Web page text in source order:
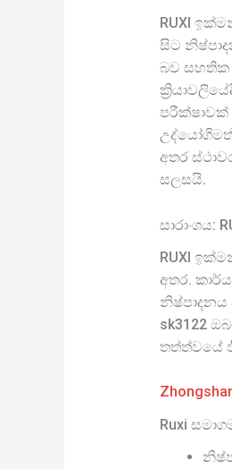
RUXI
සිට
බව සහතික
උද්යෝගිමත්
අතර
සලසයි.
RUXI
අතර.
sk3122
තත්ත්වයේ
Ruxi